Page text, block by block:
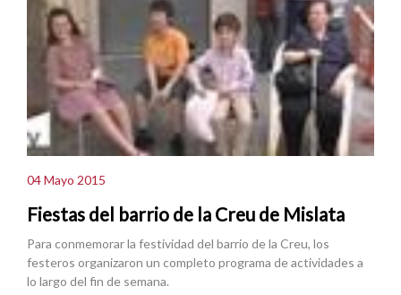
04 Mayo 2015
Fiestas del barrio de la Creu de Mislata
Para conmemorar la festividad del barrio de la Creu, los
festeros organizaron un completo programa de actividades a
lo largo del fin de semana.